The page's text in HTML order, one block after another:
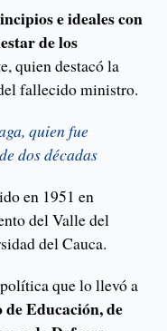
e ideales con
de los
quien destacó la
fallecido ministro.
quien fue
dos décadas
en 1951 en
del Valle del
del Cauca.
que lo llevó a
Educación, de